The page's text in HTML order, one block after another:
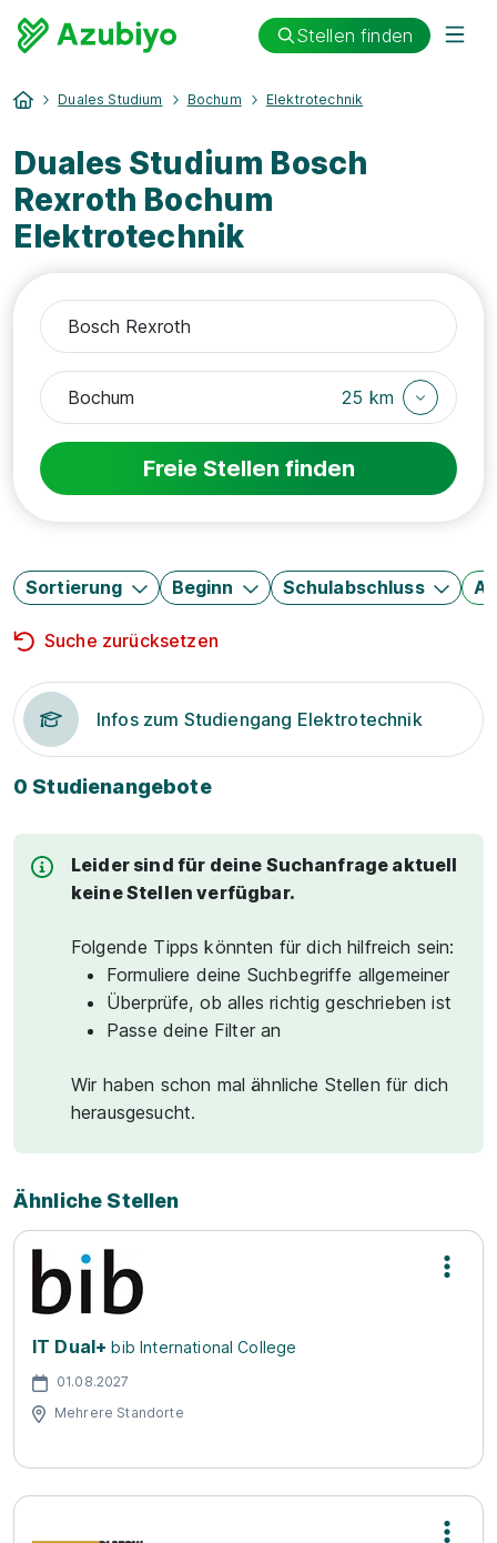
Stellen finden
Duales Studium Bochum Elektrotechnik
Duales Studium Bosch
Rexroth Bochum
Elektrotechnik
25 km
Freie Stellen finden
Sortierung Beginn Schulabschluss
Suche zurücksetzen
Infos zum Studiengang Elektrotechnik
0 Studienangebote
Leider sind für deine Suchanfrage aktuell
keine Stellen verfügbar.
Folgende Tipps könnten für dich hilfreich sein:
Formuliere deine Suchbegriffe allgemeiner
Überprüfe, ob alles richtig geschrieben ist
Passe deine Filter an
Wir haben schon mal ähnliche Stellen für dich
herausgesucht.
Ähnliche Stellen
IT Dual+ bib International College
01.08.2027
Mehrere Standorte